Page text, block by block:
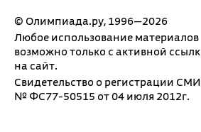
© Олимпиада.ру, 1996—2026
Любое использование материалов
возможно только с активной
на сайт.
Свидетельство о регистрации
№ ФС77-50515 от 04 июля 2012г.